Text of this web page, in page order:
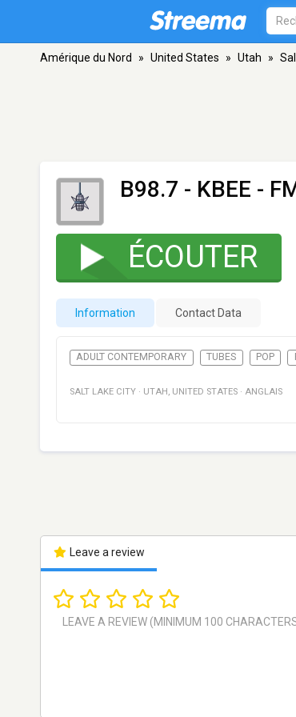
Amérique du Nord » United States » Utah »
B98.7 - KBEE -
ÉCOUTER
Information Contact Data
ADULT CONTEMPORARY TUBES POP
SALT LAKE CITY · UTAH , UNITED STATES · ANGLAIS
Leave a review